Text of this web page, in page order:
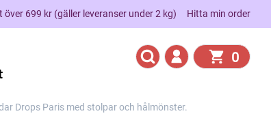
över 699 kr (gäller leveranser under 2 kg) Hitta min order
0
Drops Paris med stolpar och hålmönster.